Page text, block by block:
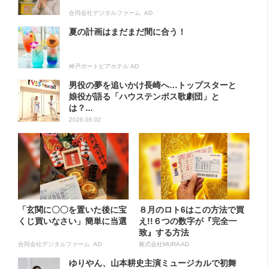
合同会社デジタルファーム AD
夏の計画はまだまだ間に合う！
神戸ポートピアホテル AD
男役の夢を追いかけ長崎へ…トップスターと
娘役が語る「ハウステンボス歌劇団」と
は？...
2026.08.02
「玄関に〇〇を置いた後に宝
くじ買いなさい」簡単に当選
合同会社デジタルファーム AD
８月のロト6はこの方法で買
え!!６つの数字が『完全一
致』する方法
株式会社MURA AD
ゆりやん、山本耕史主演ミュージカルで初舞